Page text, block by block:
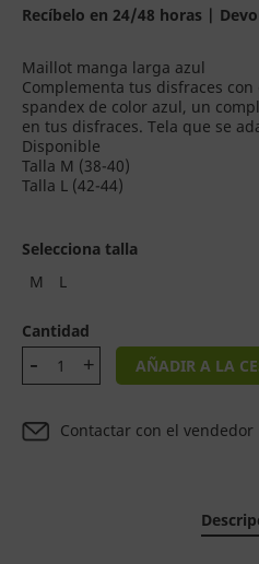
Recíbelo en 24/48 horas |
Maillot manga larga azul
Complementa tus disfraces
spandex de color azul, un
en tus disfraces. Tela que se
Disponible
Talla M (38-40)
Talla L (42-44)
Selecciona talla
M
L
Cantidad
AÑADIR A LA
Contactar con el vendedor